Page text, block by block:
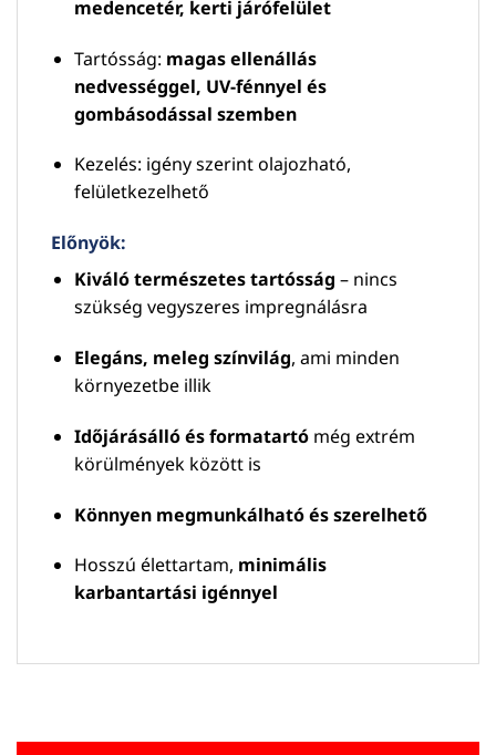
medencetér, kerti járófelület
Tartósság: magas ellenállás
nedvességgel, UV-fénnyel és
gombásodással szemben
Kezelés: igény szerint olajozható,
felületkezelhető
Előnyök:
Kiváló természetes tartósság – nincs
szükség vegyszeres impregnálásra
Elegáns, meleg színvilág, ami minden
környezetbe illik
Időjárásálló és formatartómég extrém
körülmények között is
Könnyen megmunkálható és szerelhető
Hosszú élettartam, minimális
karbantartási igénnyel